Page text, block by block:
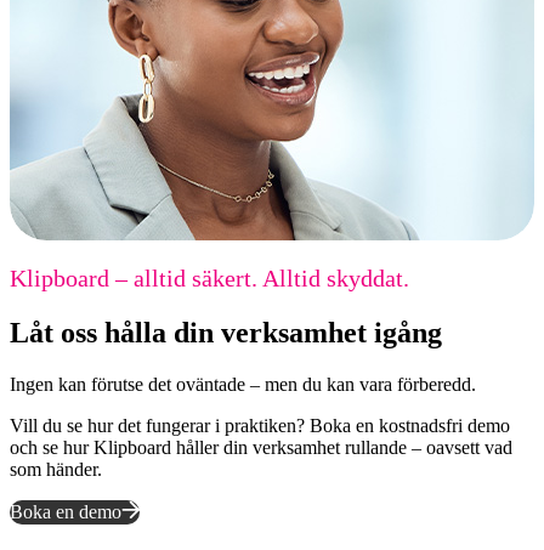
Klipboard – alltid säkert. Alltid skyddat.
Låt oss hålla din verksamhet igång
Ingen kan förutse det oväntade – men du kan vara förberedd.
Vill du se hur det fungerar i praktiken? Boka en kostnadsfri demo
och se hur Klipboard håller din verksamhet rullande – oavsett vad
som händer.
Boka en demo